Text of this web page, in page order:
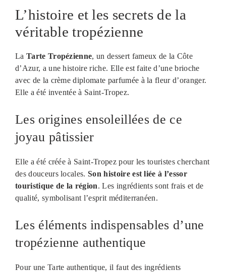
L’histoire et les secrets de la
véritable tropézienne
La Tarte Tropézienne, un dessert fameux de la Côte
d’Azur, a une histoire riche. Elle est faite d’une brioche
avec de la crème diplomate parfumée à la fleur d’oranger.
Elle a été inventée à Saint-Tropez.
Les origines ensoleillées de ce
joyau pâtissier
Elle a été créée à Saint-Tropez pour les touristes cherchant
des douceurs locales.Son histoire est liée à l’essor
touristique de la région. Les ingrédients sont frais et de
qualité, symbolisant l’esprit méditerranéen.
Les éléments indispensables d’une
tropézienne authentique
Pour une Tarte authentique, il faut des ingrédients